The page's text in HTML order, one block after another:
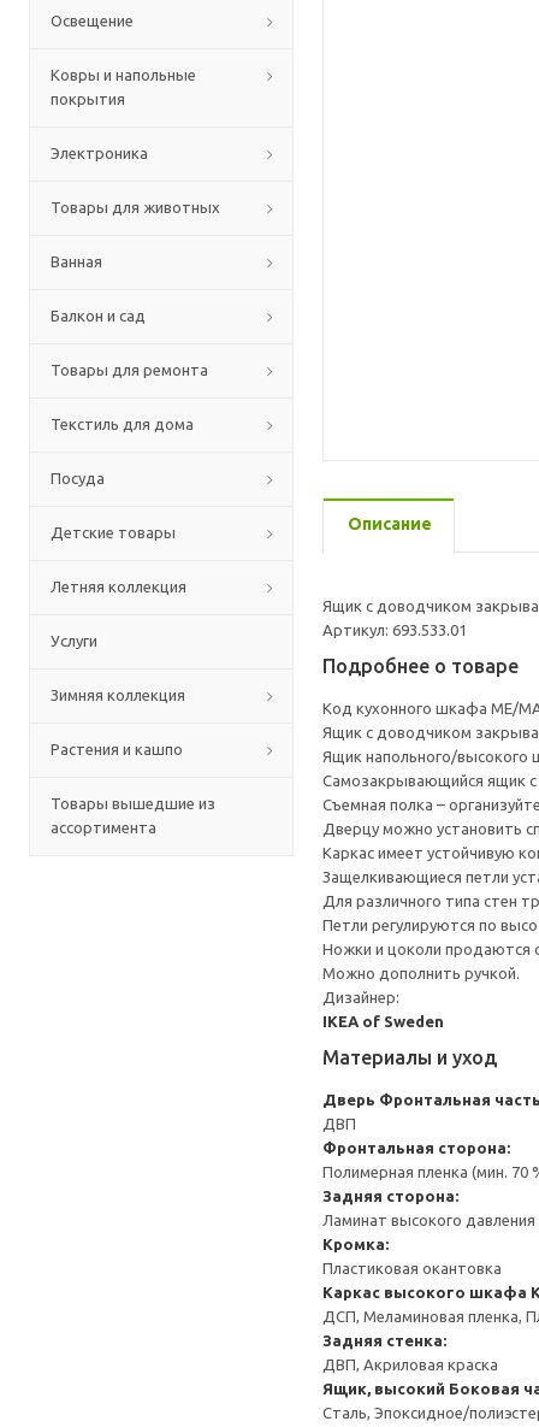
Освещение
Ковры и напольные
покрытия
Электроника
Товары для животных
Ванная
Балкон и сад
Товары для ремонта
Текстиль для дома
Посуда
Детские товары
Летняя коллекция
Услуги
Зимняя коллекция
Растения и кашпо
Товары вышедшие из
ассортимента
Описание
Ящик с доводчиком
Артикул: 693.533.01
Подробнее о товаре
Код кухонного шкафа ME/
Ящик с доводчиком
Ящик напольного/высокого
Cамозакрывающийся ящик
Съемная полка –
Дверцу можно установить
Каркас имеет устойчивую
Защелкивающиеся петли
Для различного типа стен
Петли регулируются по
Ножки и цоколи продаются
Можно дополнить ручкой.
Дизайнер:
IKEA of Sweden
Материалы и уход
Дверь Фронтальная
ДВП
Фронтальная сторона:
Полимерная пленка (мин. 70
Задняя сторона:
Ламинат высокого
Кромка:
Пластиковая окантовка
Каркас высокого шкафа
ДСП, Меламиновая пленка,
Задняя стенка:
ДВП, Акриловая краска
Ящик, высокий Боковая
Сталь, Эпоксидное/